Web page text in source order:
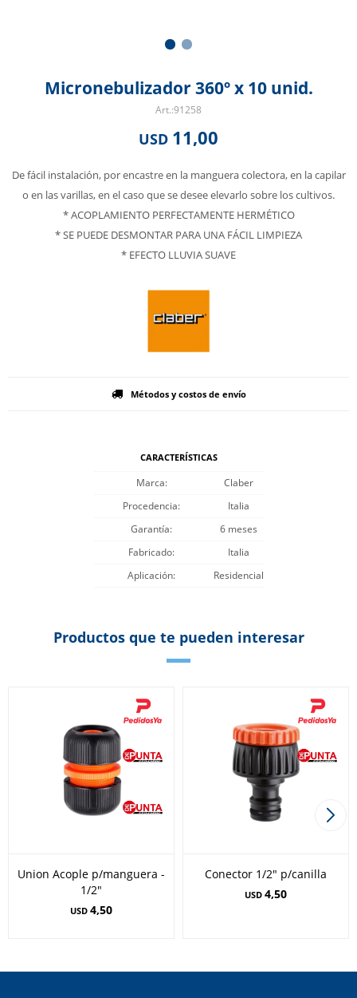
Micronebulizador 360º x 10 unid.
91258
USD 11,00
De fácil instalación, por encastre en la manguera colectora, en la capilar
o en las varillas, en el caso que se desee elevarlo sobre los cultivos.
* ACOPLAMIENTO PERFECTAMENTE HERMÉTICO
* SE PUEDE DESMONTAR PARA UNA FÁCIL LIMPIEZA
* EFECTO LLUVIA SUAVE
Métodos y costos de envío
CARACTERÍSTICAS
Marca
Claber
Procedencia
Italia
Garantía
6 meses
Fabricado
Italia
Aplicación
Residencial
Productos que te pueden interesar
Union Acople p/manguera -
1/2"
USD 4,50
Conector 1/2" p/canilla
USD 4,50